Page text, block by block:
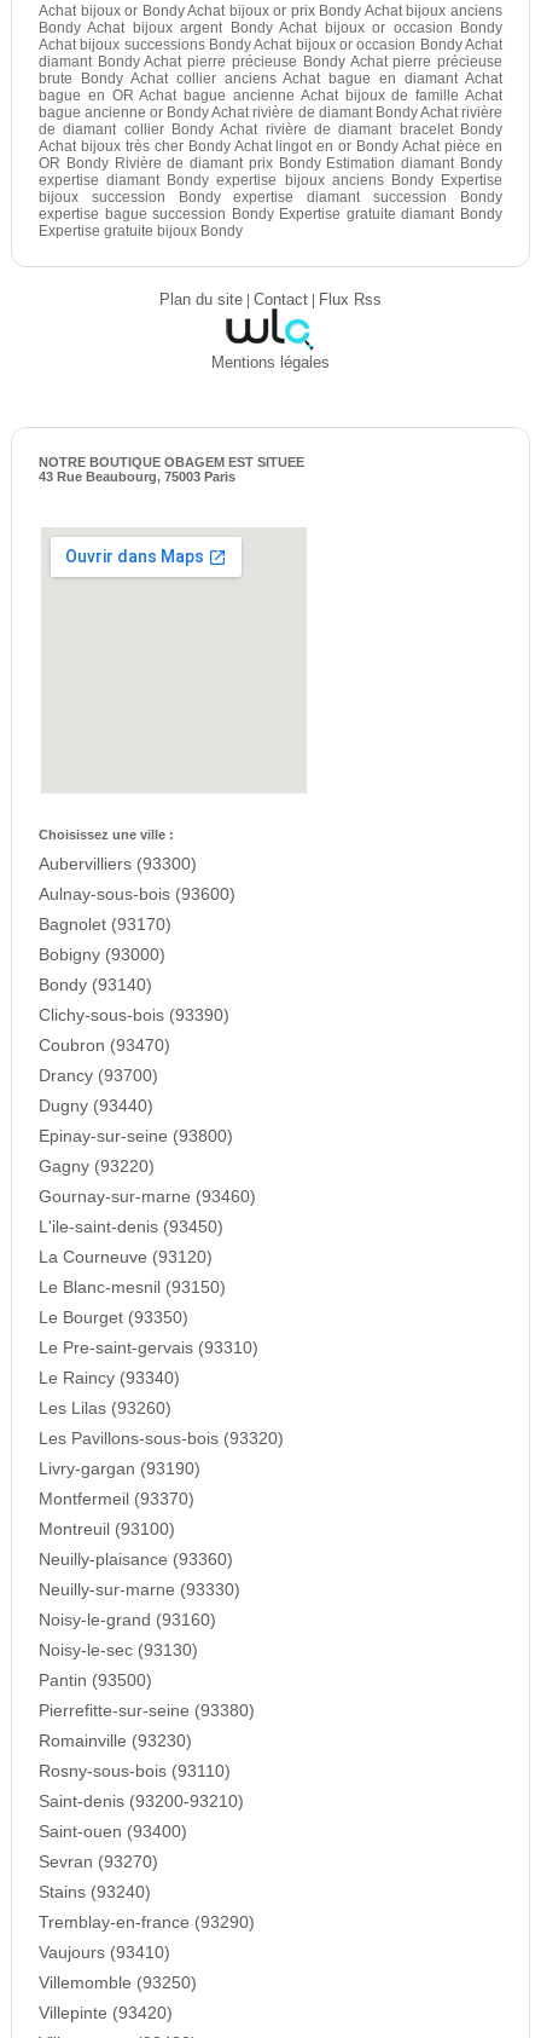
Achat bijoux or Bondy Achat bijoux or prix Bondy Achat bijoux anciens
Bondy Achat bijoux argent Bondy Achat bijoux or occasion Bondy
Achat bijoux successions Bondy Achat bijoux or occasion Bondy Achat
diamant Bondy Achat pierre précieuse Bondy Achat pierre précieuse
brute Bondy Achat collier anciens Achat bague en diamant Achat
bague en OR Achat bague ancienne Achat bijoux de famille Achat
bague ancienne or Bondy Achat rivière de diamant Bondy Achat rivière
de diamant collier Bondy Achat rivière de diamant bracelet Bondy
Achat bijoux très cher Bondy Achat lingot en or Bondy Achat pièce en
OR Bondy Rivière de diamant prix Bondy Estimation diamant Bondy
expertise diamant Bondy expertise bijoux anciens Bondy Expertise
bijoux succession Bondy expertise diamant succession Bondy
expertise bague succession Bondy Expertise gratuite diamant Bondy
Expertise gratuite bijoux Bondy
Plan du site| Contact| Flux Rss
Mentions légales
NOTRE BOUTIQUE OBAGEM EST SITUEE
43 Rue Beaubourg, 75003 Paris
Choisissez une ville :
Aubervilliers (93300)
Aulnay-sous-bois (93600)
Bagnolet (93170)
Bobigny (93000)
Bondy (93140)
Clichy-sous-bois (93390)
Coubron (93470)
Drancy (93700)
Dugny (93440)
Epinay-sur-seine (93800)
Gagny (93220)
Gournay-sur-marne (93460)
L'ile-saint-denis (93450)
La Courneuve (93120)
Le Blanc-mesnil (93150)
Le Bourget (93350)
Le Pre-saint-gervais (93310)
Le Raincy (93340)
Les Lilas (93260)
Les Pavillons-sous-bois (93320)
Livry-gargan (93190)
Montfermeil (93370)
Montreuil (93100)
Neuilly-plaisance (93360)
Neuilly-sur-marne (93330)
Noisy-le-grand (93160)
Noisy-le-sec (93130)
Pantin (93500)
Pierrefitte-sur-seine (93380)
Romainville (93230)
Rosny-sous-bois (93110)
Saint-denis (93200-93210)
Saint-ouen (93400)
Sevran (93270)
Stains (93240)
Tremblay-en-france (93290)
Vaujours (93410)
Villemomble (93250)
Villepinte (93420)